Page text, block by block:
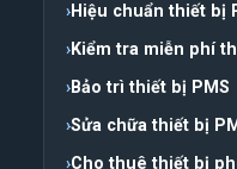
Hiệu chuẩn thiết bị
Kiểm tra miễn phí
Bảo trì thiết bị PMS
Sửa chữa thiết bị
Cho thuê thiết bị